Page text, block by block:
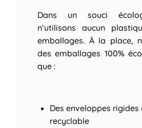
Dans un souci
n’utilisons aucun
emballages. À la place,
des emballages 100%
que :
Des enveloppes rigides
recyclable